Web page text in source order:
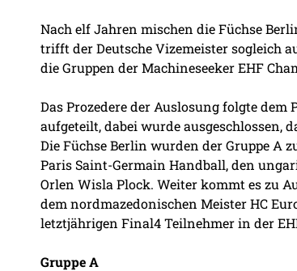
Nach elf Jahren mischen die Füchse
trifft der Deutsche Vizemeister sogleich
die Gruppen der Machineseeker EHF
Das Prozedere der Auslosung folgte
aufgeteilt, dabei wurde ausgeschlossen,
Die Füchse Berlin wurden der Gruppe A
Paris Saint-Germain Handball, den
Orlen Wisla Plock. Weiter kommt es zu
dem nordmazedonischen Meister HC
letztjährigen Final4 Teilnehmer in der
Gruppe A